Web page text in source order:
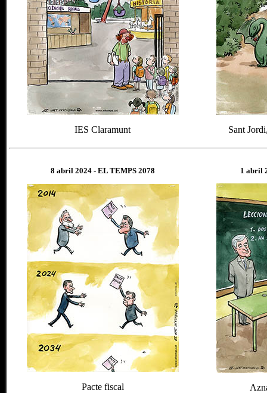
IES Claramunt Sant
8 abril 2024- EL TEMPS 2078 1 abril
Pacte fiscal